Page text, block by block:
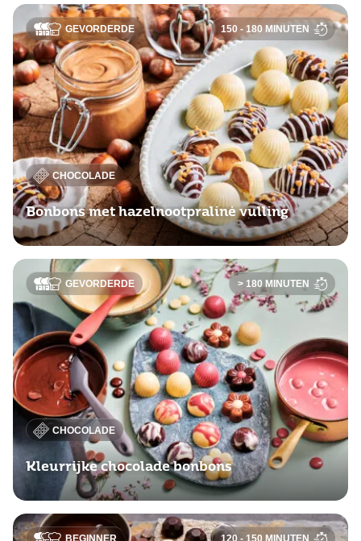
GEVORDERDE
CHOCOLADE
150 - 180 MINUTEN
Bonbons met hazelnootpraliné vulling
GEVORDERDE
CHOCOLADE
> 180 MINUTEN
Kleurrijke chocolade bonbons
BEGINNER 120 - 150 MINUTEN